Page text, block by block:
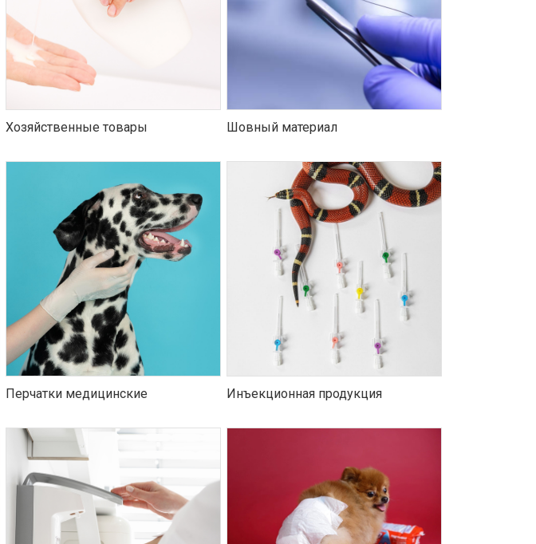
Хозяйственные товары Шовный материал
Перчатки медицинские Инъекционная продукция